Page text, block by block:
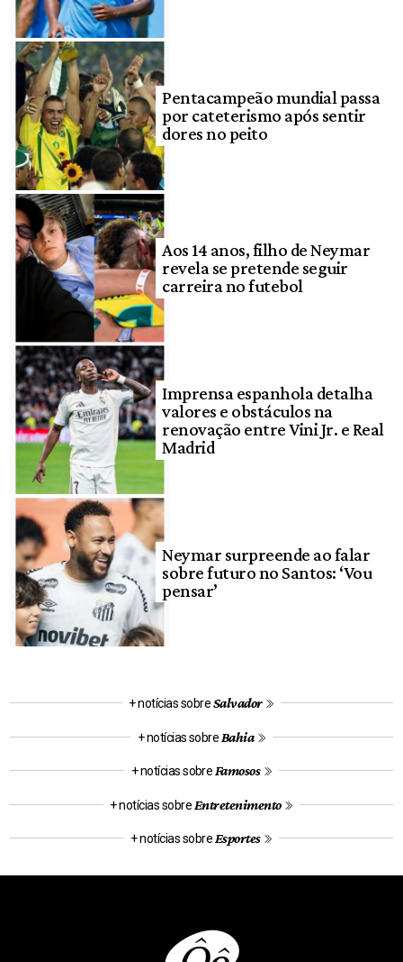
Pentacampeão mundial passa
por cateterismo após sentir
dores no peito
Aos 14 anos, filho de Neymar
revela se pretende seguir
carreira no futebol
Imprensa espanhola detalha
valores e obstáculos na
renovação entre Vini Jr. e Real
Madrid
Neymar surpreende ao falar
sobre futuro no Santos: ‘Vou
pensar’
+ notícias sobreSalvador
+ notícias sobre Bahia
+ notícias sobre Famosos
+ notícias sobre Entretenimento
+ notícias sobre Esportes